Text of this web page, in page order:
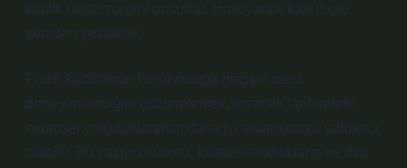
kimlik oluşumu gibi unsurlar, Hristiyanlık kabulüyle
yeniden şekillenir.
Farklı kültürlerde Hristiyanlığa geçişin nasıl
deneyimlendiğini gözlemlemek, insanlık tarihindeki
evrimsel yolculuklarımızı daha iyi anlamamıza yardımcı
olabilir. Bu yazıyı okurken, kültürel farklılıkların ve dini